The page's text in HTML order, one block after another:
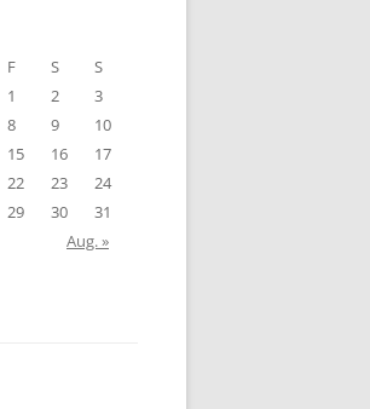
F S
S
1
2
3
8 9
10
15 16
17
22 23
24
29 30
31
Aug. »